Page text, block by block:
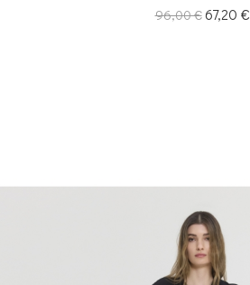
Κανονική
96,00 € Τιμή
67,20 €